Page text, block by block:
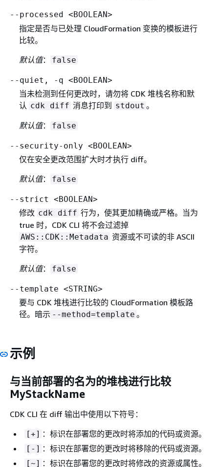
--processed <BOOLEAN>
指定是否与已处理 CloudFormation 变换的模板进行
比较。
默认值： false
--quiet, -q <BOOLEAN>
当未检测到任何更改时，请勿将 CDK 堆栈名称和默
认 cdk diff 消息打印到 stdout 。
默认值： false
--security-only <BOOLEAN>
仅在安全更改范围扩大时才执行 diff。
默认值： false
--strict <BOOLEAN>
修改 cdk diff 行为，使其更加精确或严格。当为
true 时，CDK CLI 将不会过滤掉
AWS::CDK::Metadata 资源或不可读的非 ASCII
字符。
默认值： false
--template <STRING>
要与 CDK 堆栈进行比较的 CloudFormation 模板路
径。暗示 --method=template 。
示例
与当前部署的名为的堆栈进行比较
MyStackName
CDK CLI 在 diff 输出中使用以下符号：
[+] ：标识在部署您的更改时将添加的代码或资源。
[-] ：标识在部署您的更改时将移除的代码或资源。
[~] ：标识在部署您的更改时将修改的资源或属性。